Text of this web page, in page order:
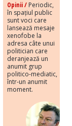
Opinii / Periodic,
în spațiul public
sunt voci care
lansează mesaje
xenofobe la
adresa câte unui
politician care
deranjează un
anumit grup
politico-mediatic,
într-un anumit
moment.